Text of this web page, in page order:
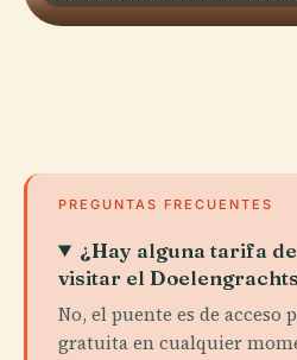
PREGUNTAS FRECUENTES
¿Hay alguna tarifa
visitar el
No, el puente es de acceso
gratuita en cualquier